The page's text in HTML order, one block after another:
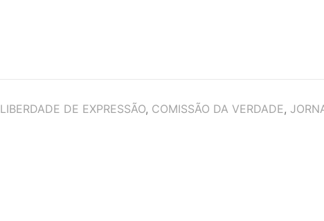
LIBERDADE DE EXPRESSÃO, COMISSÃO DA VERDADE,